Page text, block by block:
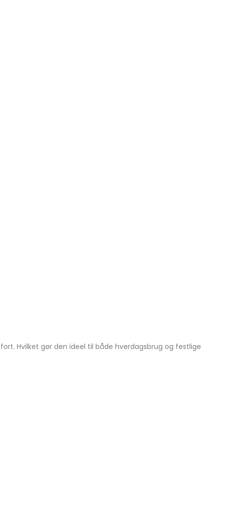
Hvilket gør den ideel til både hverdagsbrug og festlige